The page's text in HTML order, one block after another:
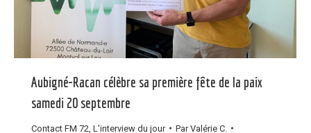
Aubigné-Racan célèbre sa première fête de la paix
samedi 20 septembre
Contact FM 72 L'interview du jour ParValérie C.